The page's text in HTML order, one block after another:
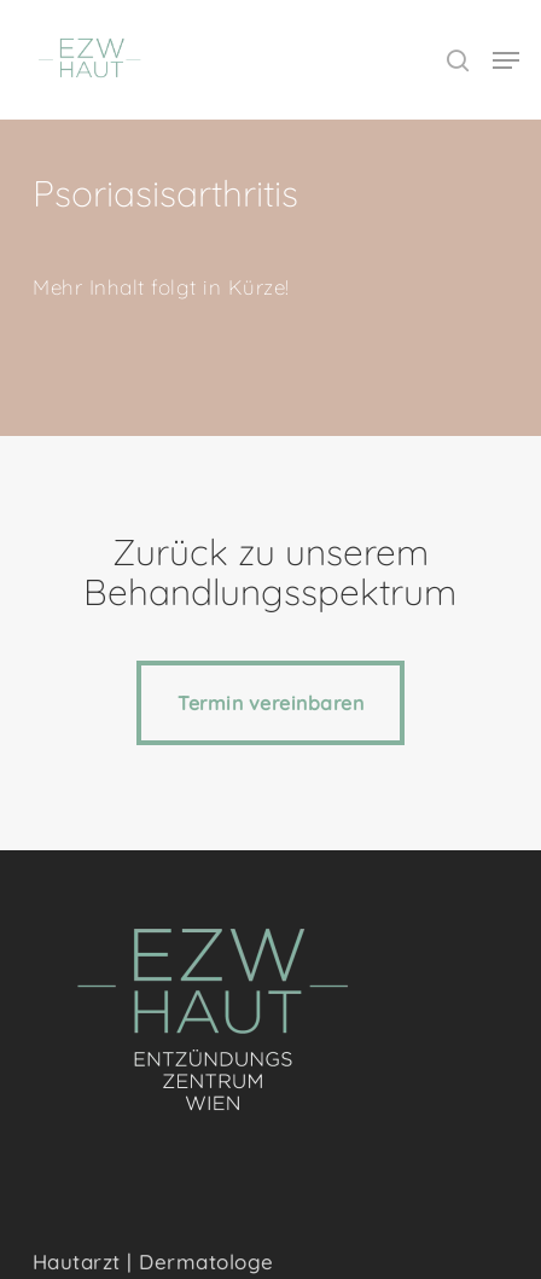
search
Psoriasisarthritis
Mehr Inhalt folgt in Kürze!
Zurück zu unserem
Behandlungsspektrum
Termin vereinbaren
Termin vereinbaren
Hautarzt | Dermatologe
Close